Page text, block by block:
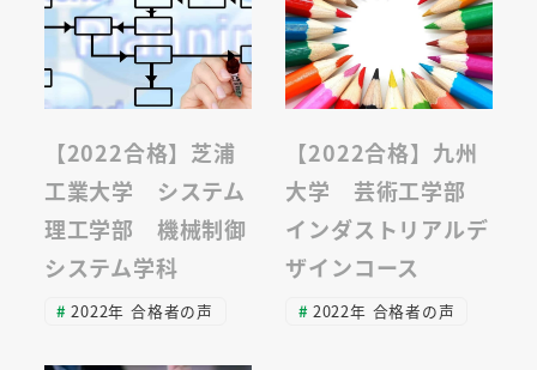
【2022合格】芝浦
工業大学 システム
理工学部 機械制御
システム学科
2022年 合格者の声
【2022合格】九州
大学 芸術工学部
インダストリアルデ
ザインコース
2022年 合格者の声